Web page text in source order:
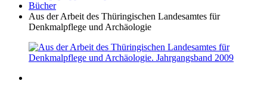
Bücher
Aus der Arbeit des Thüringischen Landesamtes für
Denkmalpflege und Archäologie